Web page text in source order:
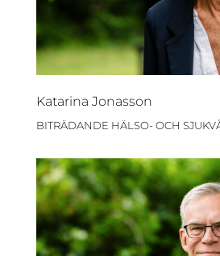
Katarina Jonasson
BITRÄDANDE HÄLSO- OCH